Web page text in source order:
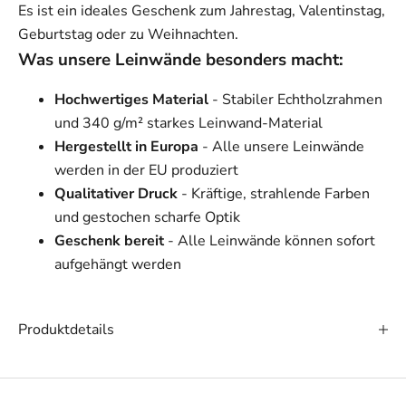
Es ist ein ideales Geschenk zum Jahrestag, Valentinstag,
Geburtstag oder zu Weihnachten.
Was unsere Leinwände besonders macht:
Hochwertiges Material - Stabiler Echtholzrahmen
und 340 g/m² starkes Leinwand-Material
Hergestellt in Europa - Alle unsere Leinwände
werden in der EU produziert
Qualitativer Druck - Kräftige, strahlende Farben
und gestochen scharfe Optik
Geschenk bereit- Alle Leinwände können sofort
aufgehängt werden
Produktdetails